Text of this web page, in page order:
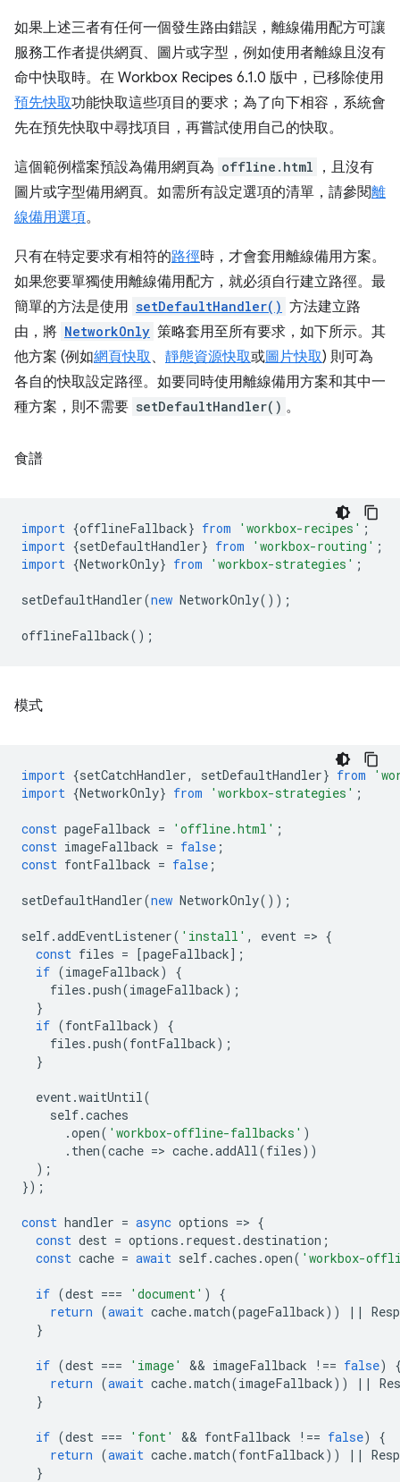
如果上述三者有任何一個發生路由錯誤，離線備用配方可讓
服務工作者提供網頁、圖片或字型，例如使用者離線且沒有
命中快取時。在 Workbox Recipes 6.1.0 版中，已移除使用
預先快取功能快取這些項目的要求；為了向下相容，系統會
先在預先快取中尋找項目，再嘗試使用自己的快取。
這個範例檔案預設為備用網頁為 offline.html
，且沒有
圖片或字型備用網頁。如需所有設定選項的清單，請參閱離
線備用選項。
只有在特定要求有相符的路徑時，才會套用離線備用方案。
如果您要單獨使用離線備用配方，就必須自行建立路徑。最
簡單的方法是使用 setDefaultHandler() 方法建立路
由，將 NetworkOnly 策略套用至所有要求，如下所示。其
他方案 (例如網頁快取、 靜態資源快取或圖片快取) 則可為
各自的快取設定路徑。如要同時使用離線備用方案和其中一
種方案，則不需要 setDefaultHandler() 。
食譜
import {offlineFallback} from 'workbox-recipes' ;
import {setDefaultHandler} from 'workbox-routing' ;
import {NetworkOnly} from 'workbox-strategies' ;
setDefaultHandler(new NetworkOnly());
offlineFallback();
模式
import {setCatchHandler, setDefaultHandler} from
import {NetworkOnly} from 'workbox-strategies' ;
const pageFallback = 'offline.html' ;
const imageFallback = false ;
const fontFallback = false ;
setDefaultHandler(new NetworkOnly());
self.addEventListener( 'install' , event => {
const files = [pageFallback];
if (imageFallback)
{
files .push(imageFallback);
}
if (fontFallback)
{
files .push(fontFallback);
}
event.waitUntil(
self.caches
.open( 'workbox-offline-fallbacks' )
. then(cache => cache.addAll(files))
);
});
const handler = async options => {
const dest = options . request.destination ;
const cache = await self.caches .open( 'workbox-
if (dest === 'document' )
{
return (await cache.match(pageFallback)) ||
}
if (dest === 'image' && imageFallback !== false)
return (await cache.match(imageFallback)) ||
}
if (dest === 'font' && fontFallback !== false)
{
return (await cache.match(fontFallback)) ||
}